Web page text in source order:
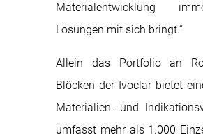
Materialentwicklung
Lösungen mit sich bringt.“
Allein das Portfolio an
Blöcken der Ivoclar bietet
Materialien- und
umfasst mehr als 1.000